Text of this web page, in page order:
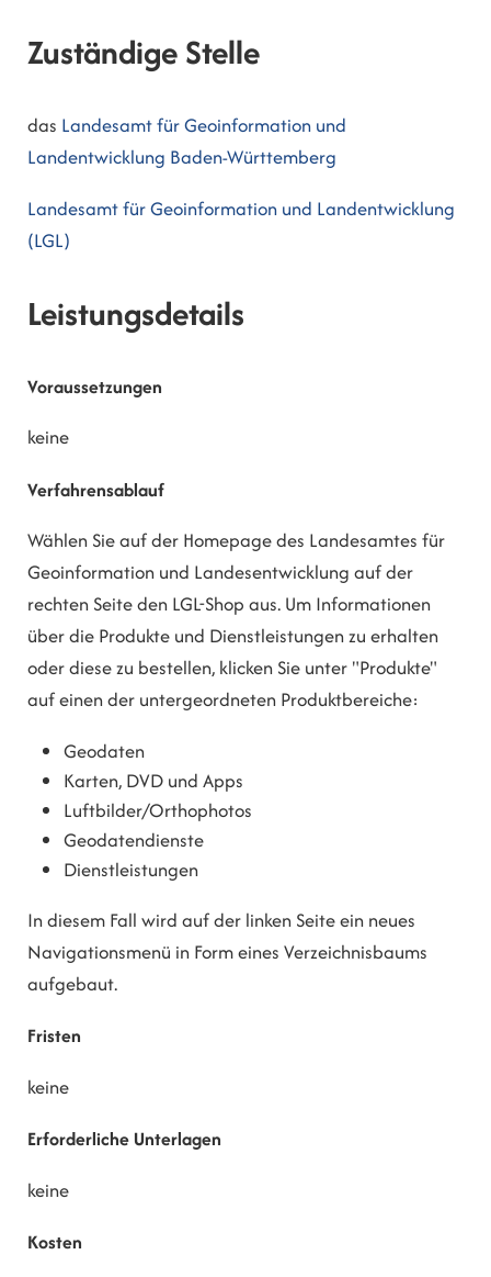
Zuständige Stelle
das Landesamt für Geoinformation und
Landentwicklung Baden-Württemberg
Landesamt für Geoinformation und Landentwicklung
(LGL)
Leistungsdetails
Voraussetzungen
keine
Verfahrensablauf
Wählen Sie auf der Homepage des Landesamtes für
Geoinformation und Landesentwicklung auf der
rechten Seite den LGL-Shop aus. Um Informationen
über die Produkte und Dienstleistungen zu erhalten
oder diese zu bestellen, klicken Sie unter "Produkte"
auf einen der untergeordneten Produktbereiche:
Geodaten
Karten, DVD und Apps
Luftbilder/Orthophotos
Geodatendienste
Dienstleistungen
In diesem Fall wird auf der linken Seite ein neues
Navigationsmenü in Form eines Verzeichnisbaums
aufgebaut.
Fristen
keine
Erforderliche Unterlagen
keine
Kosten